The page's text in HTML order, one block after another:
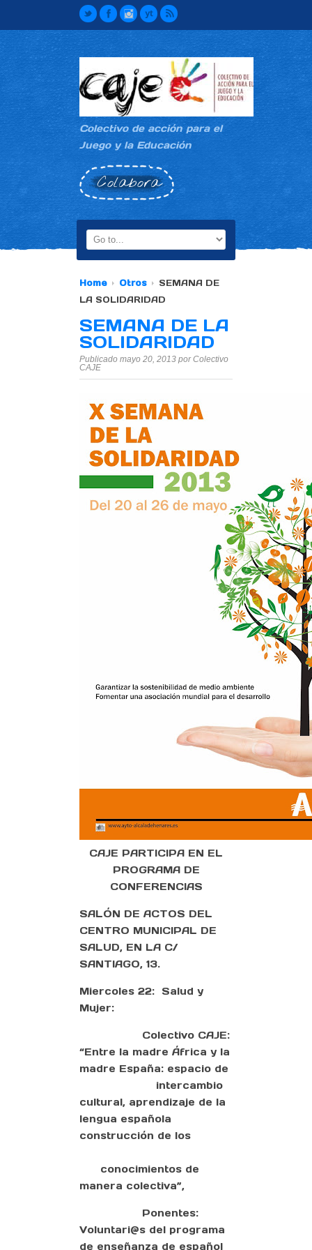
Colectivo de acción para el
Juego y la Educación
Colabora
Home Otros
SEMANA DE
LA SOLIDARIDAD
SEMANA DE LA
SOLIDARIDAD
Publicado mayo 20, 2013 por Colectivo
CAJE
CAJE PARTICIPA EN EL
PROGRAMA DE
CONFERENCIAS
SALÓN DE ACTOS DEL
CENTRO MUNICIPAL DE
SALUD, EN LA C/
SANTIAGO, 13.
Miercoles 22: Salud y
Mujer:
Colectivo CAJE:
“Entre la madre África y la
madre España: espacio de
intercambio
cultural, aprendizaje de la
lengua española
construcción de los
conocimientos de
manera colectiva”,
Ponentes:
Voluntari@s del programa
de enseñanza de español